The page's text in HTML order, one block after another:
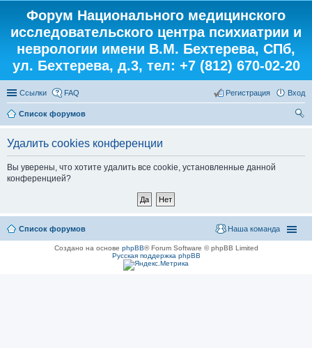
Форум Национального медицинского
исследовательского центра психиатрии и
неврологии имени В.М. Бехтерева, СПб,
ул. Бехтерева, д.3, тел: +7 (812) 670-02-20
Ссылки FAQ Вход
Регистрация
Список форумов
Удалить cookies конференции
Вы уверены, что хотите удалить все cookie, установленные данной
конференцией?
Список форумов Наша команда
Создано на основе phpBB® Forum Software © phpBB Limited
Русская поддержка phpBB